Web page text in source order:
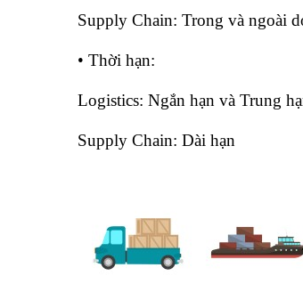
Supply Chain: Trong và ngoài
• Thời hạn:
Logistics: Ngắn hạn và Trung
Supply Chain: Dài hạn